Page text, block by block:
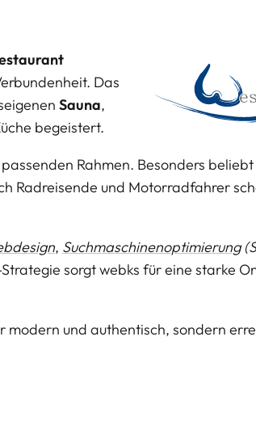
Das
Sauna,
begeistert.
Rahmen. Besonders
Radreisende und Motorradfahrer
, Suchmaschinenoptimierung
sorgt webks für eine starke
und authentisch, sondern